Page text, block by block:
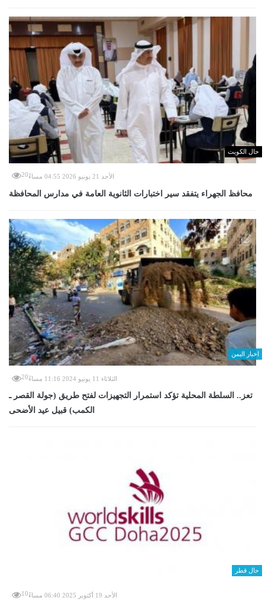
حال الكويت
الأحد 21 يونيو 2026 04:55 مساءً 20
محافظ الجهراء يتفقد سير اختبارات الثانوية العامة في مدارس المحافظة
اخبار اليمن
الثلاثاء 11 يونيو 2024 11:16 مساءً 20
تعز.. السلطة المحلية تؤكد استمرار التجهيزات لفتح طريق (جولة القصر ـ
الكمب) قبيل عيد الأضحى
حال قطر
الأحد 19 أكتوبر 2025 06:40 مساءً 10